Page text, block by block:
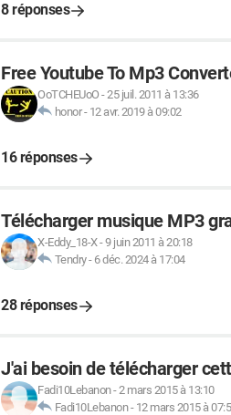
8 réponses
Free Youtube To Mp3
OoTCHEUoO -25 juil. 2011 à 13:36
honor- 12 avr. 2019 à 09:02
16 réponses
Télécharger musique MP3
X-Eddy_18-X-9 juin 2011 à 20:18
Tendry- 6 déc. 2024 à 17:04
28 réponses
J'ai besoin de télécharger
Fadi10Lebanon-2 mars 2015 à 13:10
Fadi10Lebanon- 12 mars 2015 à